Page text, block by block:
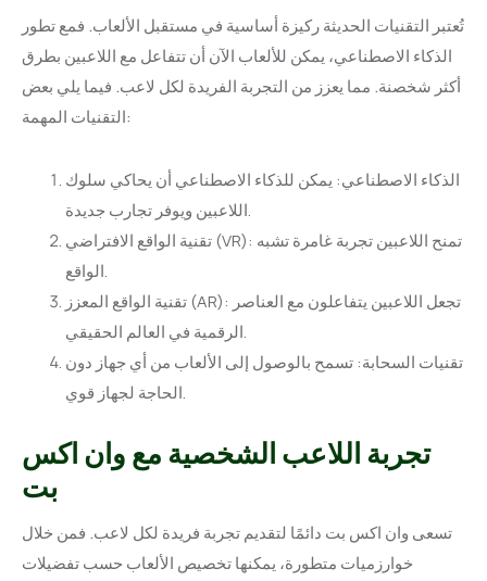
تُعتبر التقنيات الحديثة ركيزة أساسية في مستقبل الألعاب. فمع تطور
الذكاء الاصطناعي، يمكن للألعاب الآن أن تتفاعل مع اللاعبين بطرق
أكثر شخصنة. مما يعزز من التجربة الفريدة لكل لاعب. فيما يلي بعض
التقنيات المهمة:
الذكاء الاصطناعي: يمكن للذكاء الاصطناعي أن يحاكي سلوك
اللاعبين ويوفر تجارب جديدة.
تقنية الواقع الافتراضي (VR): تمنح اللاعبين تجربة غامرة تشبه
الواقع.
تقنية الواقع المعزز (AR): تجعل اللاعبين يتفاعلون مع العناصر
الرقمية في العالم الحقيقي.
تقنيات السحابة: تسمح بالوصول إلى الألعاب من أي جهاز دون
الحاجة لجهاز قوي.
تجربة اللاعب الشخصية مع وان اكس
بت
تسعى وان اكس بت دائمًا لتقديم تجربة فريدة لكل لاعب. فمن خلال
خوارزميات متطورة، يمكنها تخصيص الألعاب حسب تفضيلات